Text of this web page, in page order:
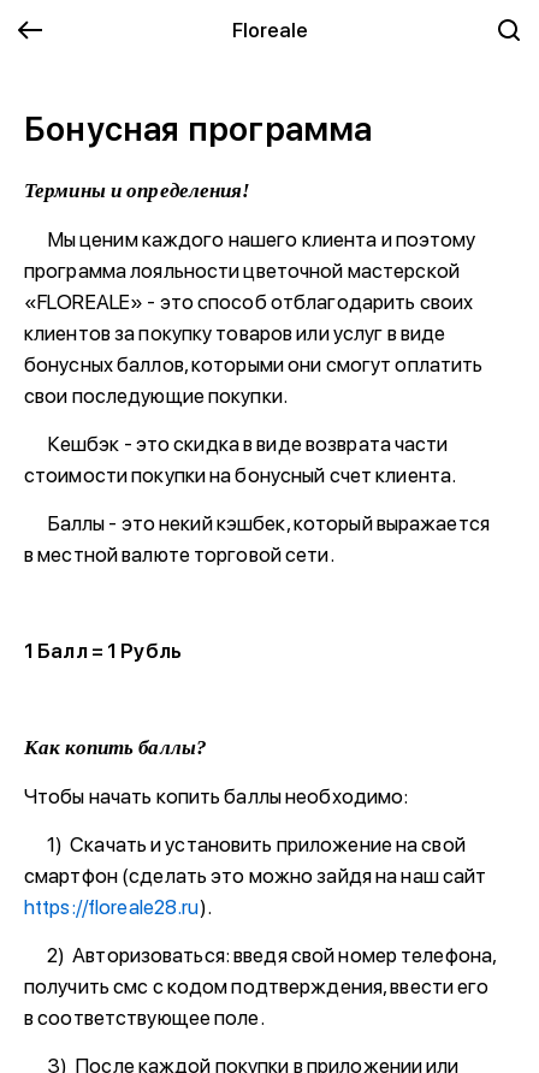
Floreale
Бонусная программа
Термины и определения!
Мы ценим каждого нашего клиента и поэтому
программа лояльности цветочной мастерской
«FLOREALE» - это способ отблагодарить своих
клиентов за покупку товаров или услуг в виде
бонусных баллов, которыми они смогут оплатить
свои последующие покупки.
Кешбэк - это скидка в виде возврата части
стоимости покупки на бонусный счет клиента.
Баллы - это некий кэшбек, который выражается
в местной валюте торговой сети.
1 Балл = 1 Рубль
Как копить баллы?
Чтобы начать копить баллы необходимо:
1) Скачать и установить приложение на свой
смартфон (сделать это можно зайдя на наш сайт
https://floreale28.ru).
2) Авторизоваться: введя свой номер телефона,
получить смс с кодом подтверждения, ввести его
в соответствующее поле.
3) После каждой покупки в приложении или